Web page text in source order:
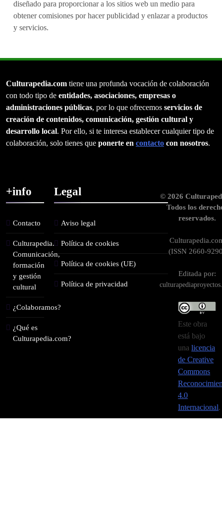
diseñado para proporcionar a los sitios web un medio para
obtener comisiones por hacer publicidad y enlazar a productos
y servicios.
Culturapedia.com tiene una profunda vocación de colaboración
con todo tipo de entidades, asociaciones, empresas o
administraciones públicas, por lo que ofrecemos servicios de
creación de contenidos, comunicación, gestión cultural y
desarrollo local. Por ello, si te interesa establecer cualquier tipo de
colaboración, solo tienes que ponerte en contacto con nosotros.
+info
Contacto
Culturapedia.
Comunicación,
formación
y gestión
cultural
¿Colaboramos?
¿Qué es
Culturapedia.com?
Legal
Aviso legal
Política de cookies
Política de cookies (UE)
Política de privacidad
© 2026
Todos los
reservados.
(ISSN 2660-
Editada por:
Este obra
está bajo
unalicencia
de Creative
Commons
4.0
Internacional.